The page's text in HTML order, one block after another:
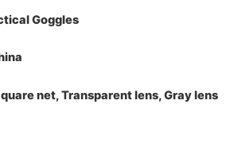
Goggles
net, Transparent lens, Gray lens